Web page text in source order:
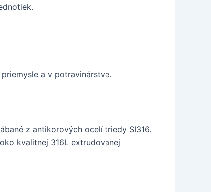
a v potravinárstve.
z antikorových ocelí triedy SI316.
kvalitnej 316L extrudovanej